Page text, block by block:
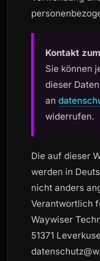
Kontakt
Sie können
dieser
an
widerrufen.
Die auf dieser
werden in
nicht anders
Verantwortlich
Waywiser
51371